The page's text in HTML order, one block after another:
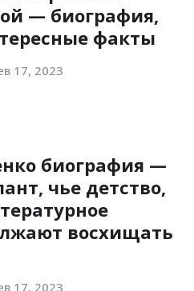
— биография,
факты
17, 2023
биография —
чье детство,
восхищать
17, 2023